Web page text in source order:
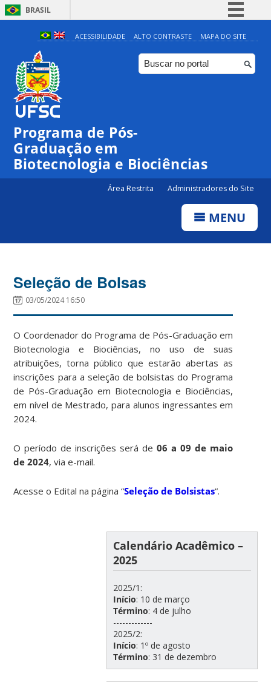
BRASIL
Simplifique!
Comunica BR
Participe
ACESSIBILIDADE ALTO CONTRASTE MAPA DO SITE
Programa de Pós-
Graduação em
Biotecnologia e Biociências
Área Restrita Administradores do Site
MENU
Seleção de Bolsas
03/05/2024 16:50
O Coordenador do Programa de Pós-Graduação em
Biotecnologia e Biociências, no uso de suas
atribuições, torna público que estarão abertas as
inscrições para a seleção de bolsistas do Programa
de Pós-Graduação em Biotecnologia e Biociências,
em nível de Mestrado, para alunos ingressantes em
2024.
O período de inscrições será de06 a 09 de maio
de 2024, via e-mail.
Acesse o Edital na página “Seleção de Bolsistas“.
Calendário Acadêmico –
2025
2025/1:
Início: 10 de março
Término: 4 de julho
-------------
2025/2:
Início: 1º de agosto
Término: 31 de dezembro